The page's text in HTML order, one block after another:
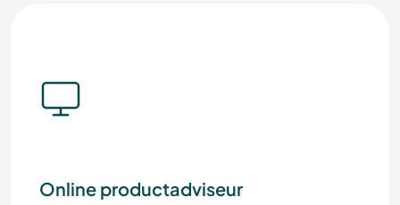
Online productadviseur